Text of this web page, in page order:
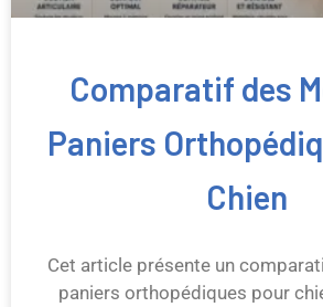
Comparatif des
Paniers
Chien
Cet article présente un
paniers orthopédiques pour